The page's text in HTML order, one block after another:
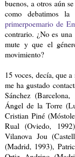
buenos, a otros aún
como debatimos
primerpoemario de
contrario. ¿No es
mute y que el
movimiento?
15 voces, decía, que
me ha gustado
Sánchez
Ángel de la Torre
Cristian Piné
Rual (Oviedo,
Vilanova Jou
(Madrid, 1993),